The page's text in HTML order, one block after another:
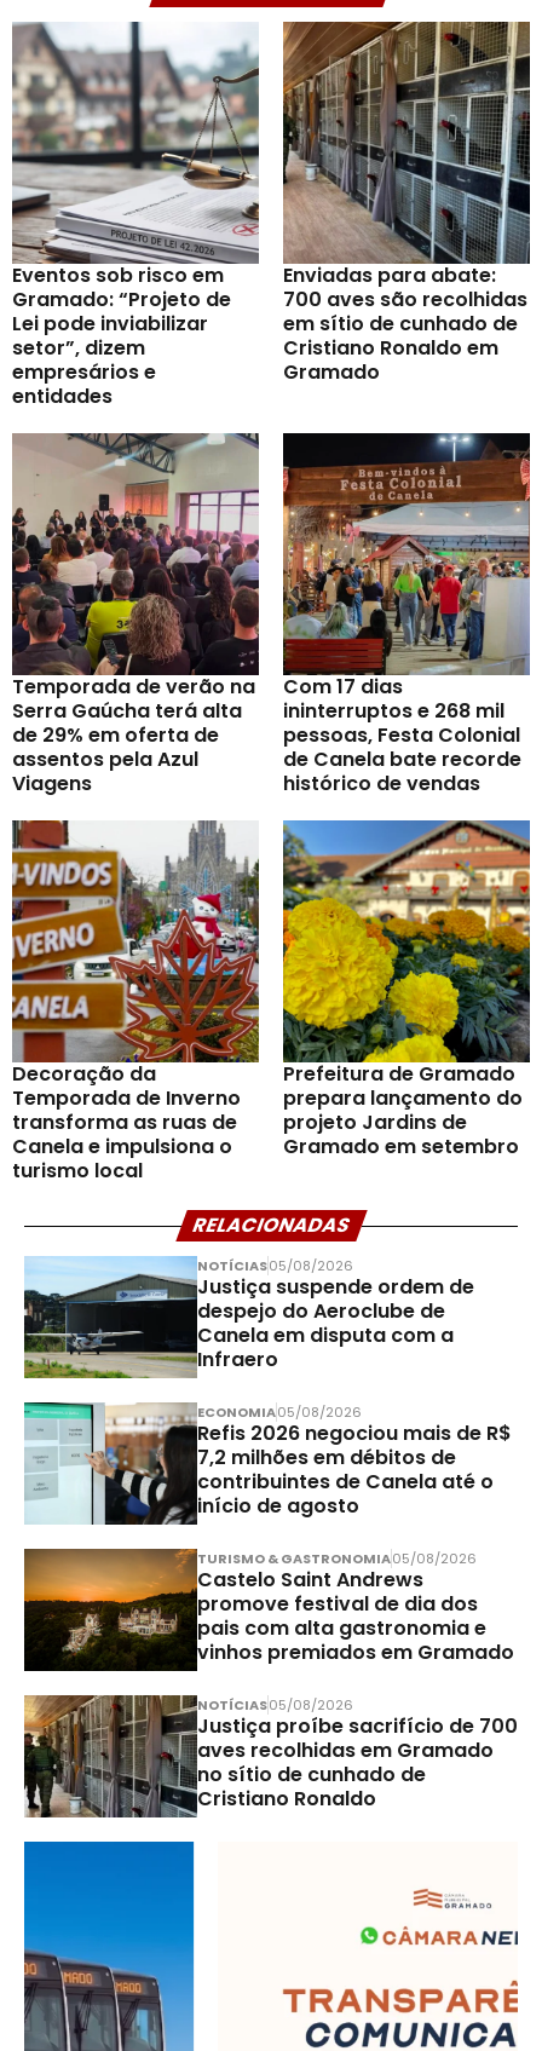
Eventos sob risco em
Gramado: “Projeto de
Lei pode inviabilizar
setor”, dizem
empresários e
entidades
Enviadas para abate:
700 aves são recolhidas
em sítio de cunhado de
Cristiano Ronaldo em
Gramado
Temporada de verão na
Serra Gaúcha terá alta
de 29% em oferta de
assentos pela Azul
Viagens
Com 17 dias
ininterruptos e 268 mil
pessoas, Festa Colonial
de Canela bate recorde
histórico de vendas
Decoração da
Temporada de Inverno
transforma as ruas de
Canela e impulsiona o
turismo local
Prefeitura de Gramado
prepara lançamento do
projeto Jardins de
Gramado em setembro
RELACIONADAS
NOTÍCIAS05/08/2026
Justiça suspende ordem de
despejo do Aeroclube de
Canela em disputa com a
Infraero
ECONOMIA05/08/2026
Refis 2026 negociou mais de R$
7,2 milhões em débitos de
contribuintes de Canela até o
início de agosto
TURISMO & GASTRONOMIA05/08/2026
Castelo Saint Andrews
promove festival de dia dos
pais com alta gastronomia e
vinhos premiados em Gramado
NOTÍCIAS05/08/2026
Justiça proíbe sacrifício de 700
aves recolhidas em Gramado
no sítio de cunhado de
Cristiano Ronaldo